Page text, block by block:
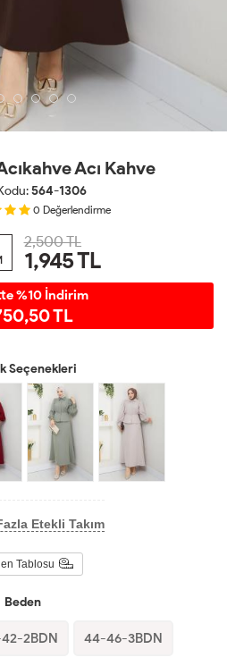
Acı Kahve
564-1306
0 Değerlendirme
2,500 TL
1,945TL
%10 İndirim
TL
Seçenekleri
Etekli Takım
Tablosu
Beden
2BDN 44-46-3BDN